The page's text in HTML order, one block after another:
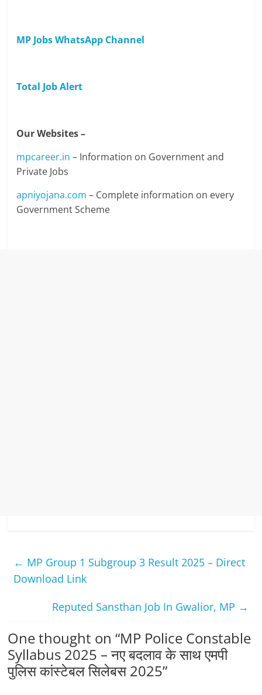
MP Jobs WhatsApp Channel
Total Job Alert
Our Websites –
mpcareer.in – Information on Government and
Private Jobs
apniyojana.com – Complete information on every
Government Scheme
← MP Group 1 Subgroup 3 Result 2025 – Direct
Download Link
Reputed Sansthan Job In Gwalior, MP →
One thought on “MP Police Constable
Syllabus 2025 – नए बदलाव के साथ एमपी
पुलिस कांस्टेबल सिलेबस 2025”